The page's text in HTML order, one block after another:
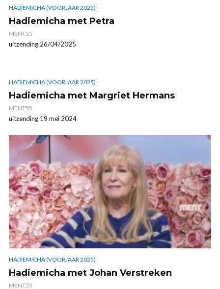
HADIEMICHA (VOORJAAR 2025)
Hadiemicha met Petra
MENT55
uitzending 26/04/2025
HADIEMICHA (VOORJAAR 2025)
Hadiemicha met Margriet Hermans
MENT55
uitzending 19 mei 2024
HADIEMICHA (VOORJAAR 2025)
Hadiemicha met Johan Verstreken
MENT55